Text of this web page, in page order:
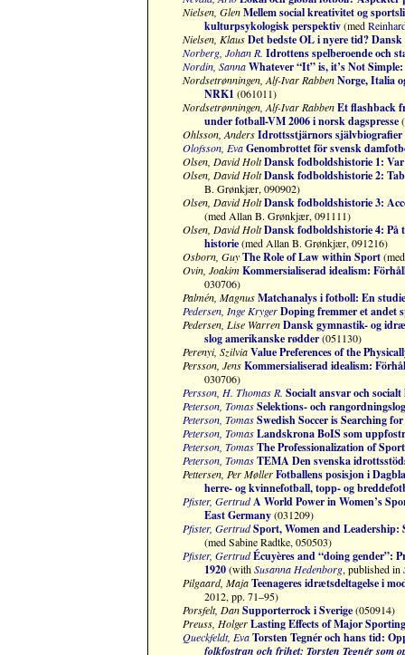
Nielsen, Glen Mellem social kreativitet og
kulturpsykologisk perspektiv(med
Nielsen, Klaus Det bedste OL i nyere tid?
Norberg, Johan R. Idrottens spelberoende och
Nordin, Sanna Whatever “It” is, it’s Not
Nordsetrønningen, Alf-Ivar Rabben Norge, Italia
NRK1 (061011)
Nordsetrønningen, Alf-Ivar Rabben Etflashback
under fotball-VM 2006 i norsk dagspresse
Ohlsson, Anders Idrottsstjärnors självbiografier
Olofsson, Eva Genombrottet för svensk
Olsen, David Holt Dansk fodboldshistorie 1:
Olsen, David Holt Dansk fodboldshistorie 2:
B. Grønkjær, 090902)
Olsen, David Holt Dansk fodboldshistorie 3:
(med Allan B. Grønkjær, 091111)
Olsen, David Holt Dansk fodboldshistorie 4: På
historie(med Allan B. Grønkjær, 091216)
Osborn, GuyThe Role of Law within Sport
Ovin, JoakimKommersialiserad idealism:
030706)
Palmén, Magnus Matchanalys i fotboll: En
Pedersen, Inge Kryger Doping fremmer et andet
Pedersen, Lise Warren Dansk gymnastik- og
slog amerikanske rødder(051130)
Perenyi, Szilvia Value Preferences of the
Persson, JensKommersialiserad idealism:
030706)
Persson, H. Thomas R. Socialt ansvar och
Peterson, Tomas Selektions- och
Peterson, Tomas Swedish Soccer is Searching
Peterson, Tomas Landskrona BoIS som
Peterson, Tomas The Professionalization of
Peterson, Tomas TEMA Den svenska
Pettersen, Per Møller Fotballens posisjon i
herre- og kvinnefotball, topp- og
Pfister, Gertrud A World Power in Women’s
East Germany(031209)
Pfister, Gertrud Sport, Women and Leadership:
(med Sabine Radtke, 050503)
Pfister, GertrudÉcuyères and “doing gender”:
1920(withSusanna Hedenborg, published in
Pilgaard, Maja Teenageres idrætsdeltagelse i
2012, pp. 71–95)
Porsfelt, Dan Supporterrock i Sverige(050914)
Preuss, Holger Lasting Effects of Major
Queckfeldt, Eva Torsten Tegnér och hans tid:
folkfostran och frihet: Torsten Tegnér som